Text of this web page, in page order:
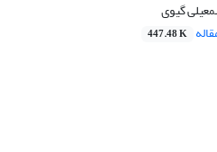
گیوی
447.48 K